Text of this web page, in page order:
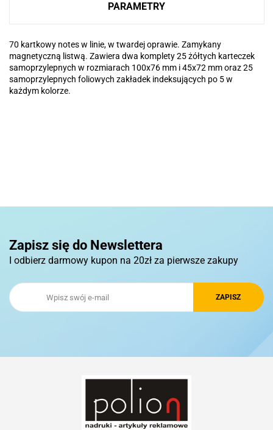
PARAMETRY
70 kartkowy notes w linie, w twardej oprawie. Zamykany
magnetyczną listwą. Zawiera dwa komplety 25 żółtych karteczek
samoprzylepnych w rozmiarach 100x76 mm i 45x72 mm oraz 25
samoprzylepnych foliowych zakładek indeksujących po 5 w
każdym kolorze.
Royal Design
Zapisz się do Newslettera
I odbierz darmowy kupon na 20zł za pierwsze zakupy